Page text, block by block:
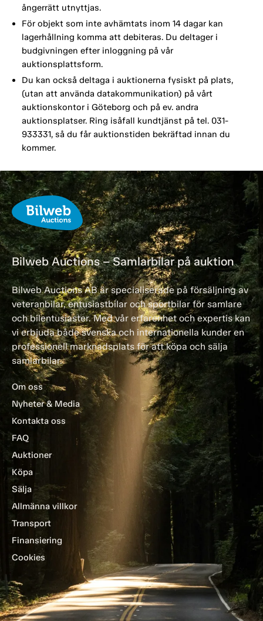
ångerrätt utnyttjas.
För objekt som inte avhämtats inom 14 dagar kan
lagerhållning komma att debiteras. Du deltager i
budgivningen efter inloggning på vår
auktionsplattsform.
Du kan också deltaga i auktionerna fysiskt på plats,
(utan att använda datakommunikation) på vårt
auktionskontor i Göteborg och på ev. andra
auktionsplatser. Ring isåfall kundtjänst på tel. 031-
933331, så du får auktionstiden bekräftad innan du
kommer.
Bilweb Auctions – Samlarbilar på auktion
Bilweb Auctions AB är specialiserade på försäljning av
veteranbilar, entusiastbilar och sportbilar för samlare
och bilentusiaster. Med vår erfarenhet och expertis kan
vi erbjuda både svenska och internationella kunder en
professionell marknadsplats för att köpa och sälja
samlarbilar.
Om oss
Nyheter & Media
Kontakta oss
FAQ
Auktioner
Köpa
Sälja
Allmänna villkor
Transport
Finansiering
Cookies